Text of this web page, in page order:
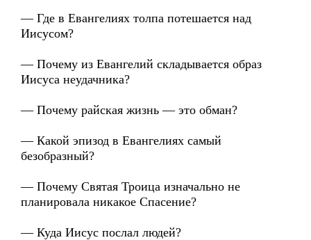
— Где в Евангелиях толпа потешается над
Иисусом?
— Почему из Евангелий складывается образ
Иисуса неудачника?
— Почему райская жизнь — это обман?
— Какой эпизод в Евангелиях самый
безобразный?
— Почему Святая Троица изначально не
планировала никакое Спасение?
— Куда Иисус послал людей?